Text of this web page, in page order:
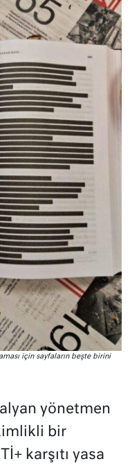
için sayfaların beşte birini
yönetmen
bir
karşıtı yasa